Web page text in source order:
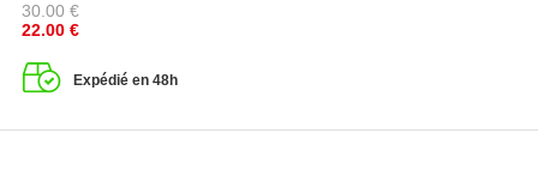
30.00 €
22.00 €
Expédié en 48h